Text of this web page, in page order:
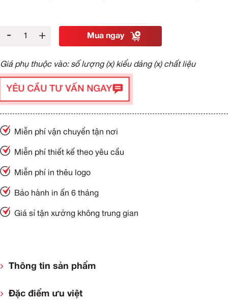
- + Mua ngay
Giá phụ thuộc vào: số lượng (x) kiểu dáng (x) chất liệu
YÊU CẦU TƯ VẤN NGAY
Miễn phí vận chuyển tận nơi
Miễn phí thiết kế theo yêu cầu
Miễn phí in thêu logo
Bảo hành in ấn 6 tháng
Giá sỉ tận xưởng không trung gian
Thông tin sản phẩm
Đặc điểm ưu việt